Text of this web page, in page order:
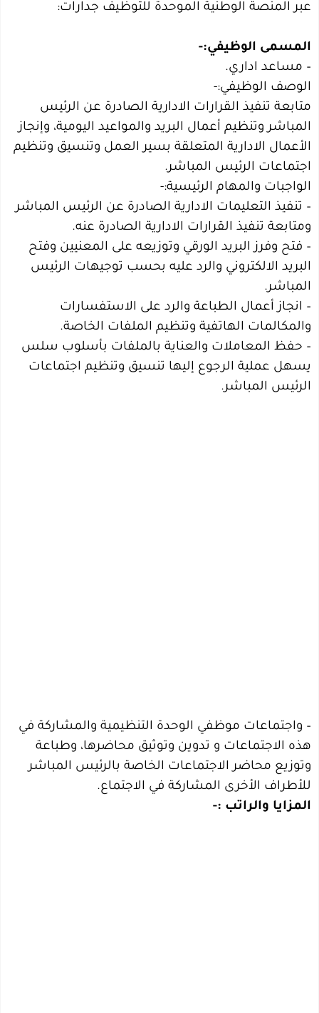
عبر المنصة الوطنية الموحدة للتوظيف جدارات:
المسمى الوظيفي:-
– مساعد اداري.
الوصف الوظيفي:-
متابعة تنفيذ القرارات الادارية الصادرة عن الرئيس
المباشر وتنظيم أعمال البريد والمواعيد اليومية، وإنجاز
الأعمال الادارية المتعلقة بسير العمل وتنسيق وتنظيم
اجتماعات الرئيس المباشر.
الواجبات والمهام الرئيسية:-
– تنفيذ التعليمات الادارية الصادرة عن الرئيس المباشر
ومتابعة تنفيذ القرارات الادارية الصادرة عنه.
– فتح وفرز البريد الورقي وتوزيعه على المعنيين وفتح
البريد الالكتروني والرد عليه بحسب توجيهات الرئيس
المباشر.
– انجاز أعمال الطباعة والرد على الاستفسارات
والمكالمات الهاتفية وتنظيم الملفات الخاصة.
– حفظ المعاملات والعناية بالملفات بأسلوب سلس
يسهل عملية الرجوع إليها تنسيق وتنظيم اجتماعات
الرئيس المباشر.
– واجتماعات موظفي الوحدة التنظيمية والمشاركة في
هذه الاجتماعات و تدوين وتوثيق محاضرها، وطباعة
وتوزيع محاضر الاجتماعات الخاصة بالرئيس المباشر
للأطراف الأخرى المشاركة في الاجتماع.
المزايا والراتب :-